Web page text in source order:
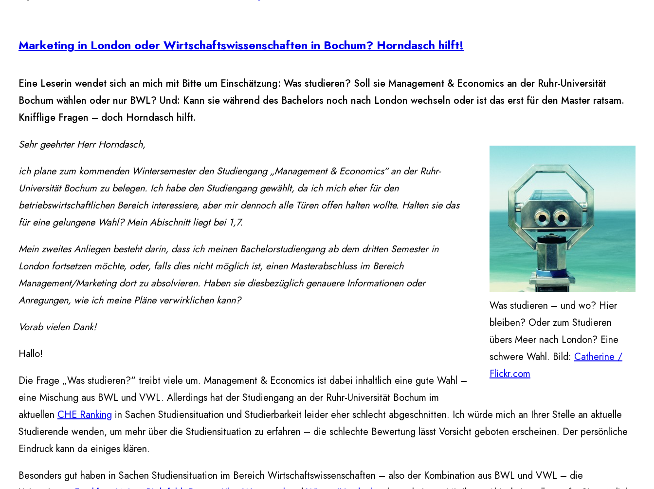
Marketing in London oder Wirtschaftswissenschaften in Bochum? Horndasch hilft!
Eine Leserin wendet sich an mich mit Bitte um Einschätzung: Was studieren? Soll sie Management & Economics an der Ruhr-Universität
Bochum wählen oder nur BWL? Und: Kann sie während des Bachelors noch nach London wechseln oder ist das erst für den Master ratsam.
Knifflige Fragen – doch Horndasch hilft.
Was studieren – und wo? Hier
bleiben? Oder zum Studieren
übers Meer nach London? Eine
schwere Wahl. Bild: Catherine /
Flickr.com
Sehr geehrter Herr Horndasch,
ich plane zum kommenden Wintersemester den Studiengang „Management & Economics“ an der Ruhr-
Universität Bochum zu belegen. Ich habe den Studiengang gewählt, da ich mich eher für den
betriebswirtschaftlichen Bereich interessiere, aber mir dennoch alle Türen offen halten wollte. Halten sie das
für eine gelungene Wahl? Mein Abischnitt liegt bei 1,7.
Mein zweites Anliegen besteht darin, dass ich meinen Bachelorstudiengang ab dem dritten Semester in
London fortsetzen möchte, oder, falls dies nicht möglich ist, einen Masterabschluss im Bereich
Management/Marketing dort zu absolvieren. Haben sie diesbezüglich genauere Informationen oder
Anregungen, wie ich meine Pläne verwirklichen kann?
Vorab vielen Dank!
Hallo!
Die Frage „Was studieren?“ treibt viele um. Management & Economics ist dabei inhaltlich eine gute Wahl –
eine Mischung aus BWL und VWL. Allerdings hat der Studiengang an der Ruhr-Universität Bochum im
aktuellen CHE Ranking in Sachen Studiensituation und Studierbarkeit leider eher schlecht abgeschnitten. Ich würde mich an Ihrer Stelle an aktuelle
Studierende wenden, um mehr über die Studiensituation zu erfahren – die schlechte Bewertung lässt Vorsicht geboten erscheinen. Der persönliche
Eindruck kann da einiges klären.
Besonders gut haben in Sachen Studiensituation im Bereich Wirtschaftswissenschaften – also der Kombination aus BWL und VWL – die